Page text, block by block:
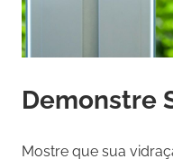
Demonstre
Mostre que sua